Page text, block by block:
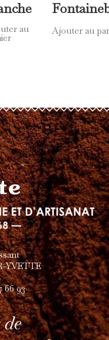
au Ajouter au
YVETTE
66 93